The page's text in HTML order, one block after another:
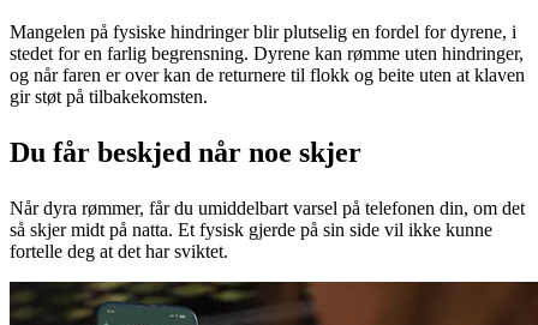
Mangelen på fysiske hindringer blir plutselig en fordel for dyrene, i
stedet for en farlig begrensning. Dyrene kan rømme uten hindringer,
og når faren er over kan de returnere til flokk og beite uten at klaven
gir støt på tilbakekomsten.
Du får beskjed når noe skjer
Når dyra rømmer, får du umiddelbart varsel på telefonen din, om det
så skjer midt på natta. Et fysisk gjerde på sin side vil ikke kunne
fortelle deg at det har sviktet.